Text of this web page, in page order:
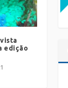
edição